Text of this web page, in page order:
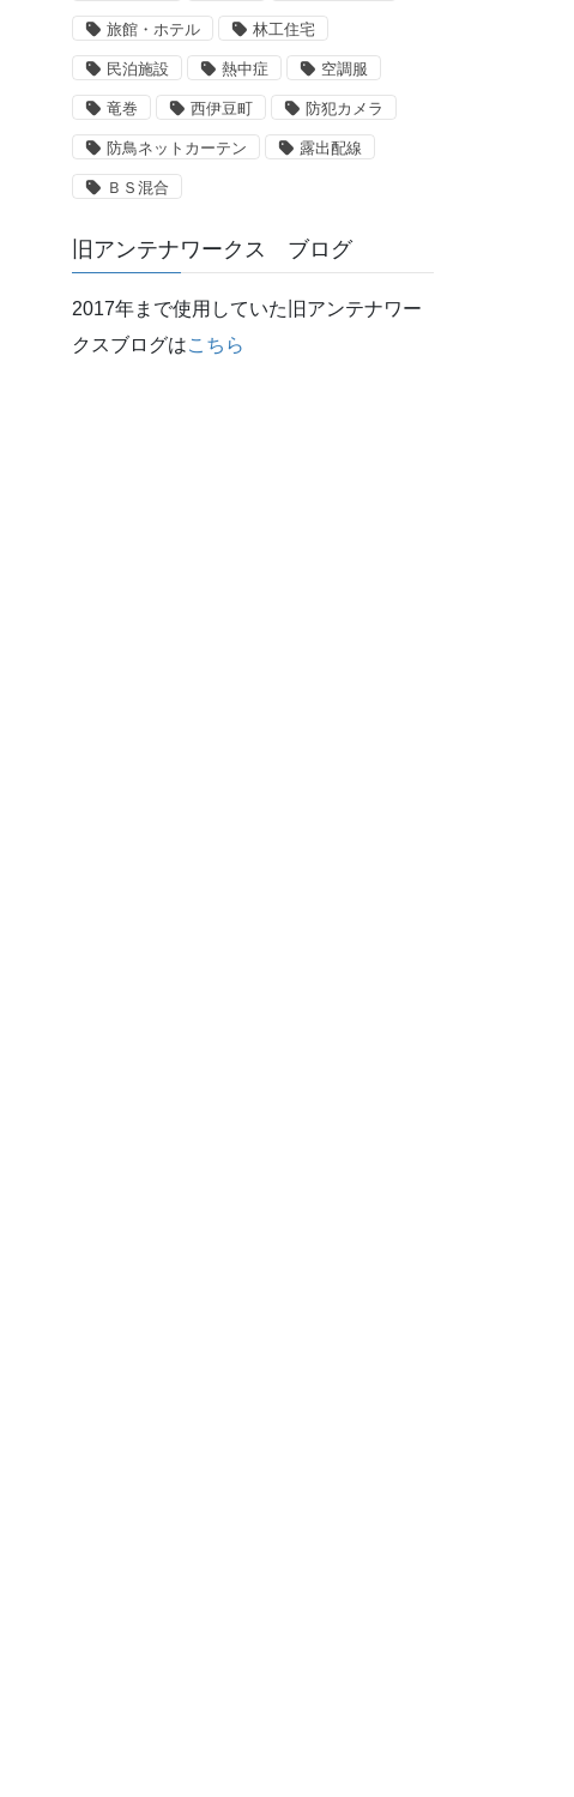
旅館・ホテル 林工住宅
民泊施設 熱中症 空調服
竜巻 西伊豆町 防犯カメラ
防鳥ネットカーテン 露出配線
ＢＳ混合
旧アンテナワークス ブログ
2017年まで使用していた旧アンテナワー
クスブログはこちら